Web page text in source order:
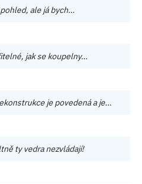
ale já bych…
jak se koupelny…
je povedená a je…
ty vedra nezvládají!